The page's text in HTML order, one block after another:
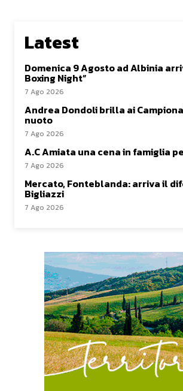
Latest
Domenica 9 Agosto ad Albinia
Boxing Night”
7 Ago 2026
Andrea Dondoli brilla ai
nuoto
7 Ago 2026
A.C Amiata una cena in famiglia
7 Ago 2026
Mercato, Fonteblanda: arriva il
Bigliazzi
7 Ago 2026